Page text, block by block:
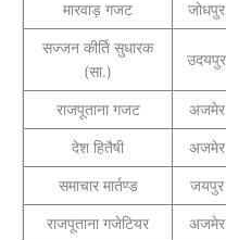
मारवाड़ गजट जोधपुर
सज्जन कीर्ति सुधारक
(सा.)
उदयपुर
राजपूताना गजट अजमेर
देश हितैषी अजमेर
समाचार मार्तण्ड जयपुर
राजपूताना गजेटियर अजमेर